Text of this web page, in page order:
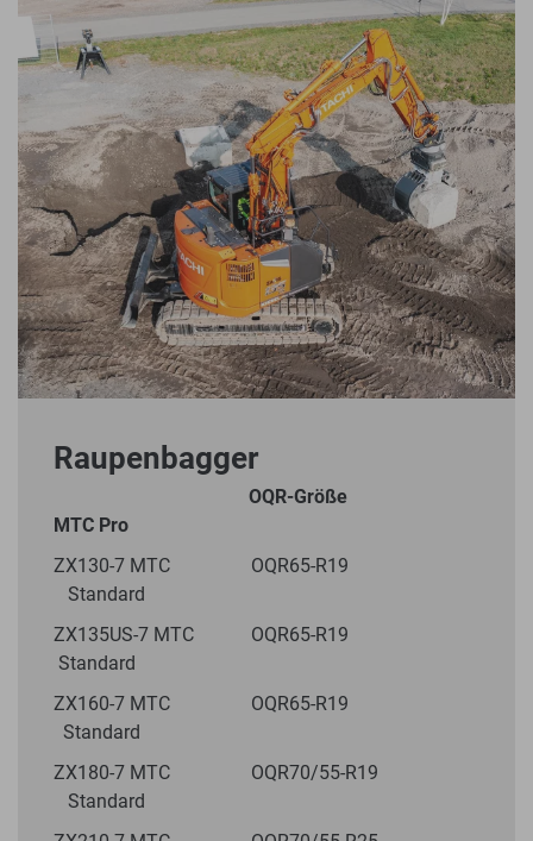
Raupenbagger
OQR-Größe
MTC Pro
ZX130-7 MTC OQR65-R19
Standard
ZX135US-7 MTC OQR65-R19
Standard
ZX160-7 MTC OQR65-R19
Standard
ZX180-7 MTC OQR70/55-R19
Standard